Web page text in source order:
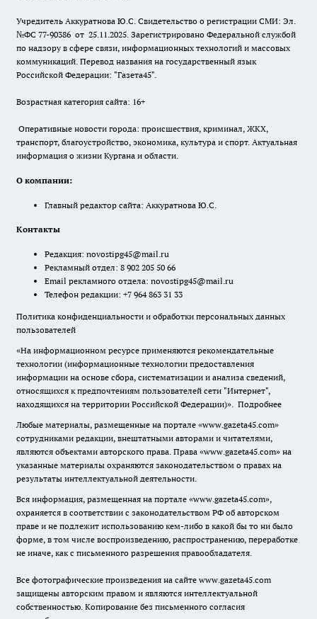
Учредитель Аккуратнова Ю.С. Свидетельство о регистрации СМИ: Эл.
№ФС 77-90386 от 25.11.2025. Зарегистрировано Федеральной службой
по надзору в сфере связи, информационных технологий и массовых
коммуникаций. Перевод названия на государственный язык
Российской Федерации: "Газета45".
Возрастная категория сайта: 16+
Оперативные новости города: происшествия, криминал, ЖКХ,
транспорт, благоустройство, экономика, культура и спорт. Актуальная
информация о жизни Кургана и области.
О компании:
Главный редактор сайта: Аккуратнова Ю.С.
Контакты
Редакция: novostipg45@mail.ru
Рекламный отдел: 8 902 205 50 66
Email рекламного отдела: novostipg45@mail.ru
Телефон редакции: +7 964 863 31 33
Политика конфиденциальности и обработки персональных данных
пользователей
«На информационном ресурсе применяются рекомендательные
технологии (информационные технологии предоставления
информации на основе сбора, систематизации и анализа сведений,
относящихся к предпочтениям пользователей сети "Интернет",
находящихся на территории Российской Федерации)». Подробнее
Любые материалы, размещенные на портале «www.gazeta45.com»
сотрудниками редакции, внештатными авторами и читателями,
являются объектами авторского права. Права «www.gazeta45.com» на
указанные материалы охраняются законодательством о правах на
результаты интеллектуальной деятельности.
Вся информация, размещенная на портале «www.gazeta45.com»,
охраняется в соответствии с законодательством РФ об авторском
праве и не подлежит использованию кем-либо в какой бы то ни было
форме, в том числе воспроизведению, распространению, переработке
не иначе, как с письменного разрешения правообладателя.
Все фотографические произведения на сайте www.gazeta45.com
защищены авторским правом и являются интеллектуальной
собственностью. Копирование без письменного согласия